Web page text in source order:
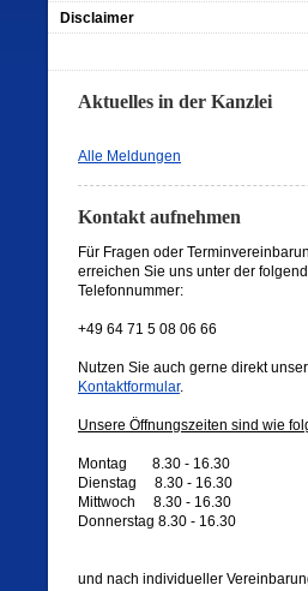
Disclaimer
Aktuelles in der Kanzlei
Alle Meldungen
Kontakt aufnehmen
Für Fragen oder
erreichen Sie uns unter der
Telefonnummer:
+49 64 71 5 08 06 66
Nutzen Sie auch gerne direkt unser
Kontaktformular.
Unsere Öffnungszeiten sind wie
Montag 8.30 - 16.30
Dienstag 8.30 - 16.30
Mittwoch 8.30 - 16.30
Donnerstag 8.30 - 16.30
und nach individueller